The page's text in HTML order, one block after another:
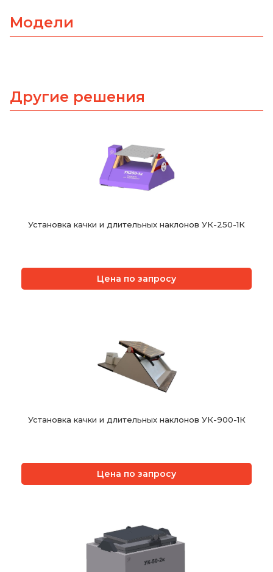
Модели
Другие решения
Установка качки и длительных наклонов УК-250-1К
Цена по запросу
Установка качки и длительных наклонов УК-900-1К
Цена по запросу